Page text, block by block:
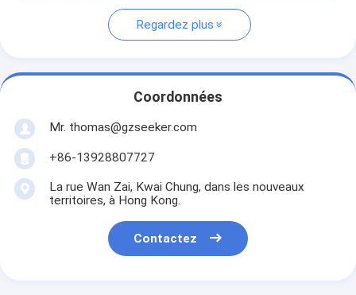
Regardez plus
Coordonnées
Mr. thomas@gzseeker.com
+86-13928807727
La rue Wan Zai, Kwai Chung, dans les nouveaux
territoires, à Hong Kong.
Contactez